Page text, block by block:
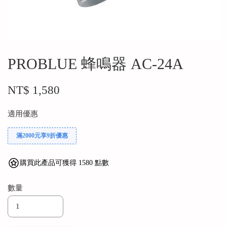
PROBLUE 蜂鳴器 AC-24A
NT$ 1,580
適用優惠
滿2000元享9折優惠
購買此產品可獲得 1580 點數
數量